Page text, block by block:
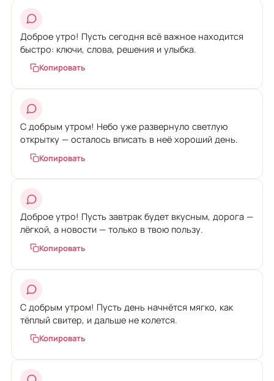
Доброе утро! Пусть сегодня всё важное находится
быстро: ключи, слова, решения и улыбка.
Копировать
С добрым утром! Небо уже развернуло светлую
открытку — осталось вписать в неё хороший день.
Копировать
Доброе утро! Пусть завтрак будет вкусным, дорога —
лёгкой, а новости — только в твою пользу.
Копировать
С добрым утром! Пусть день начнётся мягко, как
тёплый свитер, и дальше не колется.
Копировать